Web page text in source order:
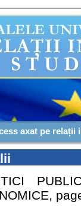
axat pe relații